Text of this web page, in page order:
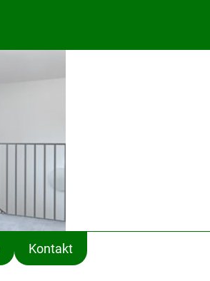
Kontakt